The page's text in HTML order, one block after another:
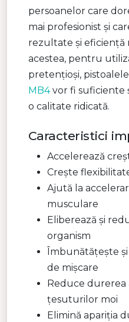
persoanelor care
mai profesionist și
rezultate și eficiență
acestea, pentru
pretențioși,
MB4vor fi suficiente
o calitate ridicată.
Caracteristici
Accelerează
Crește
Ajută la
musculare
Eliberează și
organism
Îmbunătățește
de mișcare
Reduce durerea
țesuturilor moi
Elimină apariția